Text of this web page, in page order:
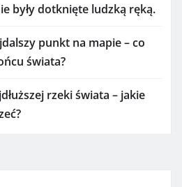
były dotknięte ludzką ręką.
punkt na mapie – co
świata?
rzeki świata – jakie